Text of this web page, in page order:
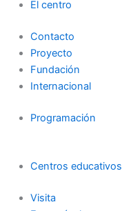
a
m
k
-
f
El centro
Contacto
Proyecto
Fundación
Internacional
Programación
Centros educativos
Visita